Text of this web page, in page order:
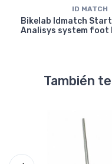
ID MATCH
Bikelab Idmatch
Analisys system foot
También